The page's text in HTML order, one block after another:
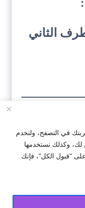
في التصفح، ولتخدم
لك، وكذلك نستخدمها
على "قبول الكل"، فإنك
الثاني